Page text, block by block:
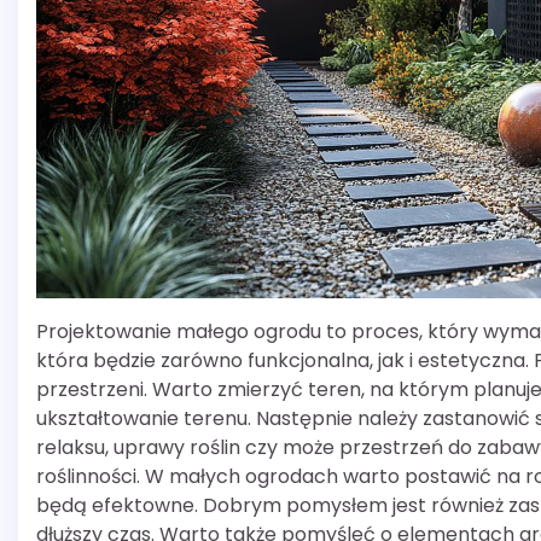
Projektowanie małego ogrodu to proces, który
która będzie zarówno funkcjonalna, jak i
przestrzeni. Warto zmierzyć teren, na którym
ukształtowanie terenu. Następnie należy
relaksu, uprawy roślin czy może przestrzeń do
roślinności. W małych ogrodach warto postawić na
będą efektowne. Dobrym pomysłem jest również
dłuższy czas. Warto także pomyśleć o elementach